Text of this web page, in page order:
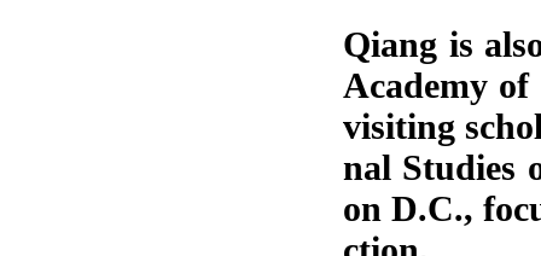
Qiang is
Academy of
visiting
nal Studies
on D.C.,